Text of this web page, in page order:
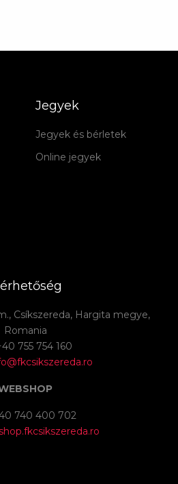
Jegyek
Jegyek és bérletek
Online jegyek
Csíkszereda, Hargita megye,
Romania
755 754 160
740 400 702